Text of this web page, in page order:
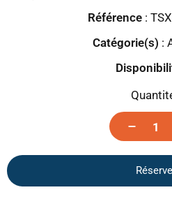
Référence :
Catégorie(s) :
–